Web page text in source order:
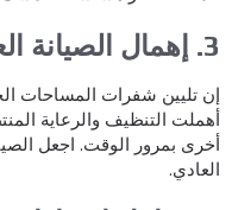
تليين شفرات المساحات
التنظيف والرعاية
بمرور الوقت. اجعل